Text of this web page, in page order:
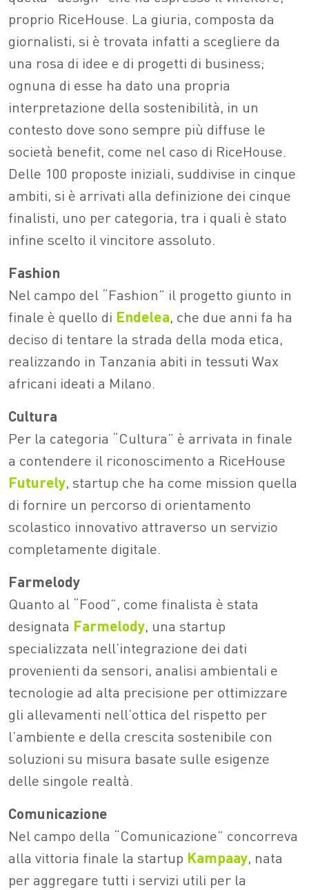
proprio RiceHouse. La giuria, composta da
giornalisti, si è trovata infatti a scegliere da
una rosa di idee e di progetti di business;
ognuna di esse ha dato una propria
interpretazione della sostenibilità, in un
contesto dove sono sempre più diffuse le
società benefit, come nel caso di RiceHouse.
Delle 100 proposte iniziali, suddivise in cinque
ambiti, si è arrivati alla definizione dei cinque
finalisti, uno per categoria, tra i quali è stato
infine scelto il vincitore assoluto.
Fashion
Nel campo del “Fashion” il progetto giunto in
finale è quello di Endelea, che due anni fa ha
deciso di tentare la strada della moda etica,
realizzando in Tanzania abiti in tessuti Wax
africani ideati a Milano.
Cultura
Per la categoria “Cultura” è arrivata in finale
a contendere il riconoscimento a RiceHouse
Futurely, startup che ha come mission quella
di fornire un percorso di orientamento
scolastico innovativo attraverso un servizio
completamente digitale.
Farmelody
Quanto al “Food”, come finalista è stata
designata Farmelody, una startup
specializzata nell’integrazione dei dati
provenienti da sensori, analisi ambientali e
tecnologie ad alta precisione per ottimizzare
gli allevamenti nell’ottica del rispetto per
l’ambiente e della crescita sostenibile con
soluzioni su misura basate sulle esigenze
delle singole realtà.
Comunicazione
Nel campo della “Comunicazione” concorreva
alla vittoria finale la startup Kampaay, nata
per aggregare tutti i servizi utili per la